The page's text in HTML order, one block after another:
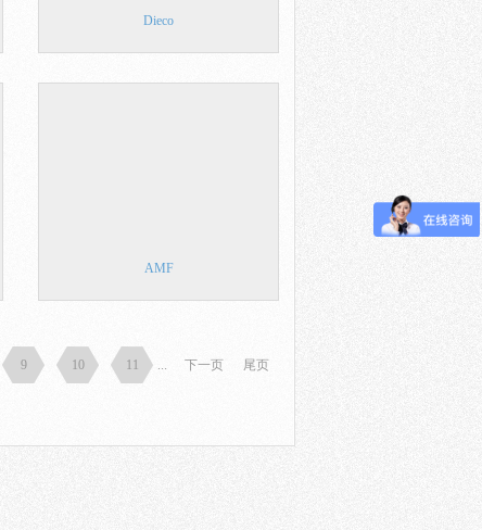
Dieco
AMF
9 10 11 ... 下一页 尾页